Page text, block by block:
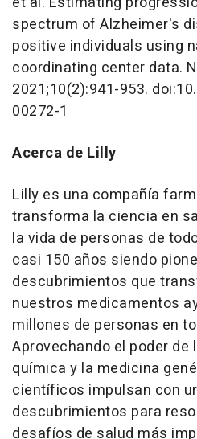
spectrum of Alzheimer's
positive individuals using
coordinating center data.
2021;10(2):941-953.
00272-1
Acerca de Lilly
Lilly es una compañía
transforma la ciencia en
la vida de personas de
casi 150 años siendo
descubrimientos que
nuestros medicamentos
millones de personas en
Aprovechando el poder de
química y la medicina
científicos impulsan con
descubrimientos para
desafíos de salud más